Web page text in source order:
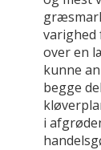
varighed
over en
kunne
begge
i